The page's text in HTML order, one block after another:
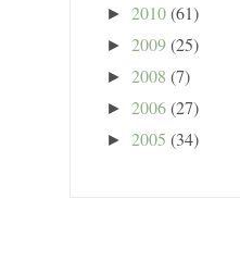
► 2010(61)
► 2009(25)
► 2008 (7)
► 2006(27)
► 2005 (34)